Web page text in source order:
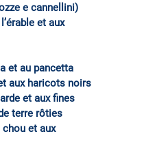
e cannellini)
et aux
et au pancetta
aux haricots noirs
et aux fines
terre rôties
et aux